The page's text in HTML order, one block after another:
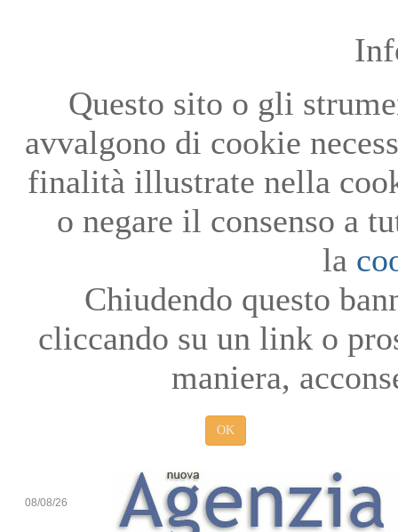
Questo sito o gli
avvalgono di cookie
finalità illustrate nella
o negare il consenso a
la
Chiudendo questo
cliccando su un link o
maniera,
OK
08/08/26